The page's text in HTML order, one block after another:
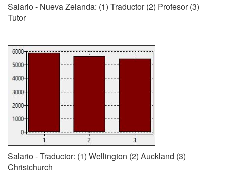
Salario - Nueva Zelanda: (1) Traductor (2) Profesor (3)
Tutor
Salario - Traductor: (1) Wellington (2) Auckland (3)
Christchurch